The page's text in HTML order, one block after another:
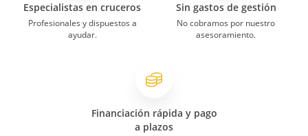
Especialistas en cruceros
Profesionales y dispuestos a
ayudar.
Sin gastos de gestión
No cobramos por nuestro
asesoramiento.
Financiación rápida y pago
a plazos